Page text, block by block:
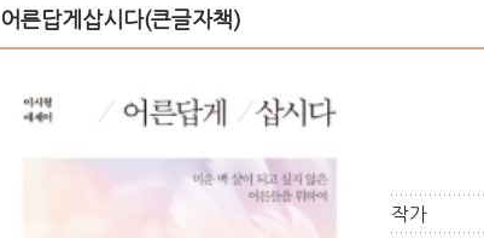
어른답게삽시다(큰글자책)
작가